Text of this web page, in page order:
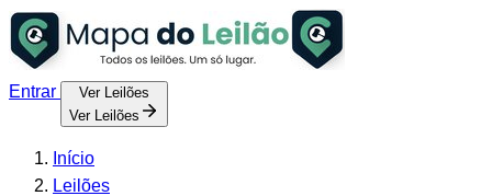
Entrar
Ver Leilões
Ver Leilões
Início
Leilões